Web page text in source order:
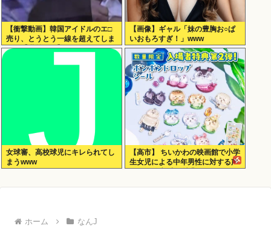
【衝撃動画】韓国アイドルのエ□
売り、とうとう一線を超えてしま
う！【乳首あり】
【画像】ギャル「妹の豊胸お○ぱ
いおもろすぎ！」www
女球審、高校球児にキレられてし
まうwww
【高市】 ちいかわの映画館で小学
生女児による中年男性に対する声
ホーム なんJ